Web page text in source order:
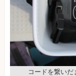
コードを繋いだ